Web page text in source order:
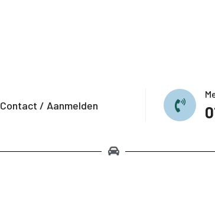
Contact / Aanmelden